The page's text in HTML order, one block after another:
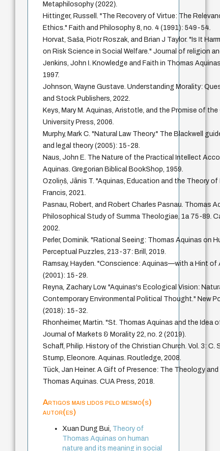
Metaphilosophy (2022).
Hittinger, Russell. "The Recovery of Virtue: The
Ethics." Faith and Philosophy 8, no. 4 (1991): 549-54.
Horvat, Saša, Piotr Roszak, and Brian J Taylor. "Is It
on Risk Science in Social Welfare." Journal of religion
Jenkins, John I. Knowledge and Faith in Thomas
1997.
Johnson, Wayne Gustave. Understanding Morality:
and Stock Publishers, 2022.
Keys, Mary M. Aquinas, Aristotle, and the Promise of
University Press, 2006.
Murphy, Mark C. "Natural Law Theory." The Blackwell
and legal theory (2005): 15-28.
Naus, John E. The Nature of the Practical Intellect
Aquinas. Gregorian Biblical BookShop, 1959.
Ozoliņš, Jānis T. "Aquinas, Education and the Theory
Francis, 2021.
Pasnau, Robert, and Robert Charles Pasnau. Thomas
Philosophical Study of Summa Theologiae, 1a 75-89.
2002.
Perler, Dominik. "Rational Seeing: Thomas Aquinas on
Perceptual Puzzles, 213-37: Brill, 2019.
Ramsay, Hayden. "Conscience: Aquinas—with a Hint of
(2001): 15-29.
Reyna, Zachary Low. "Aquinas's Ecological Vision:
Contemporary Environmental Political Thought." New
(2018): 15-32.
Rhonheimer, Martin. "St. Thomas Aquinas and the Idea
Journal of Markets & Morality 22, no. 2 (2019).
Schaff, Philip. History of the Christian Church. Vol. 3: C.
Stump, Eleonore. Aquinas. Routledge, 2008.
Tück, Jan Heiner. A Gift of Presence: The Theology
Thomas Aquinas. CUA Press, 2018.
Artigos mais lidos pelo mesmo(s)
autor(es)
Xuan Dung Bui, Theory of
Thomas Aquinas on human
nature and its meaning in social